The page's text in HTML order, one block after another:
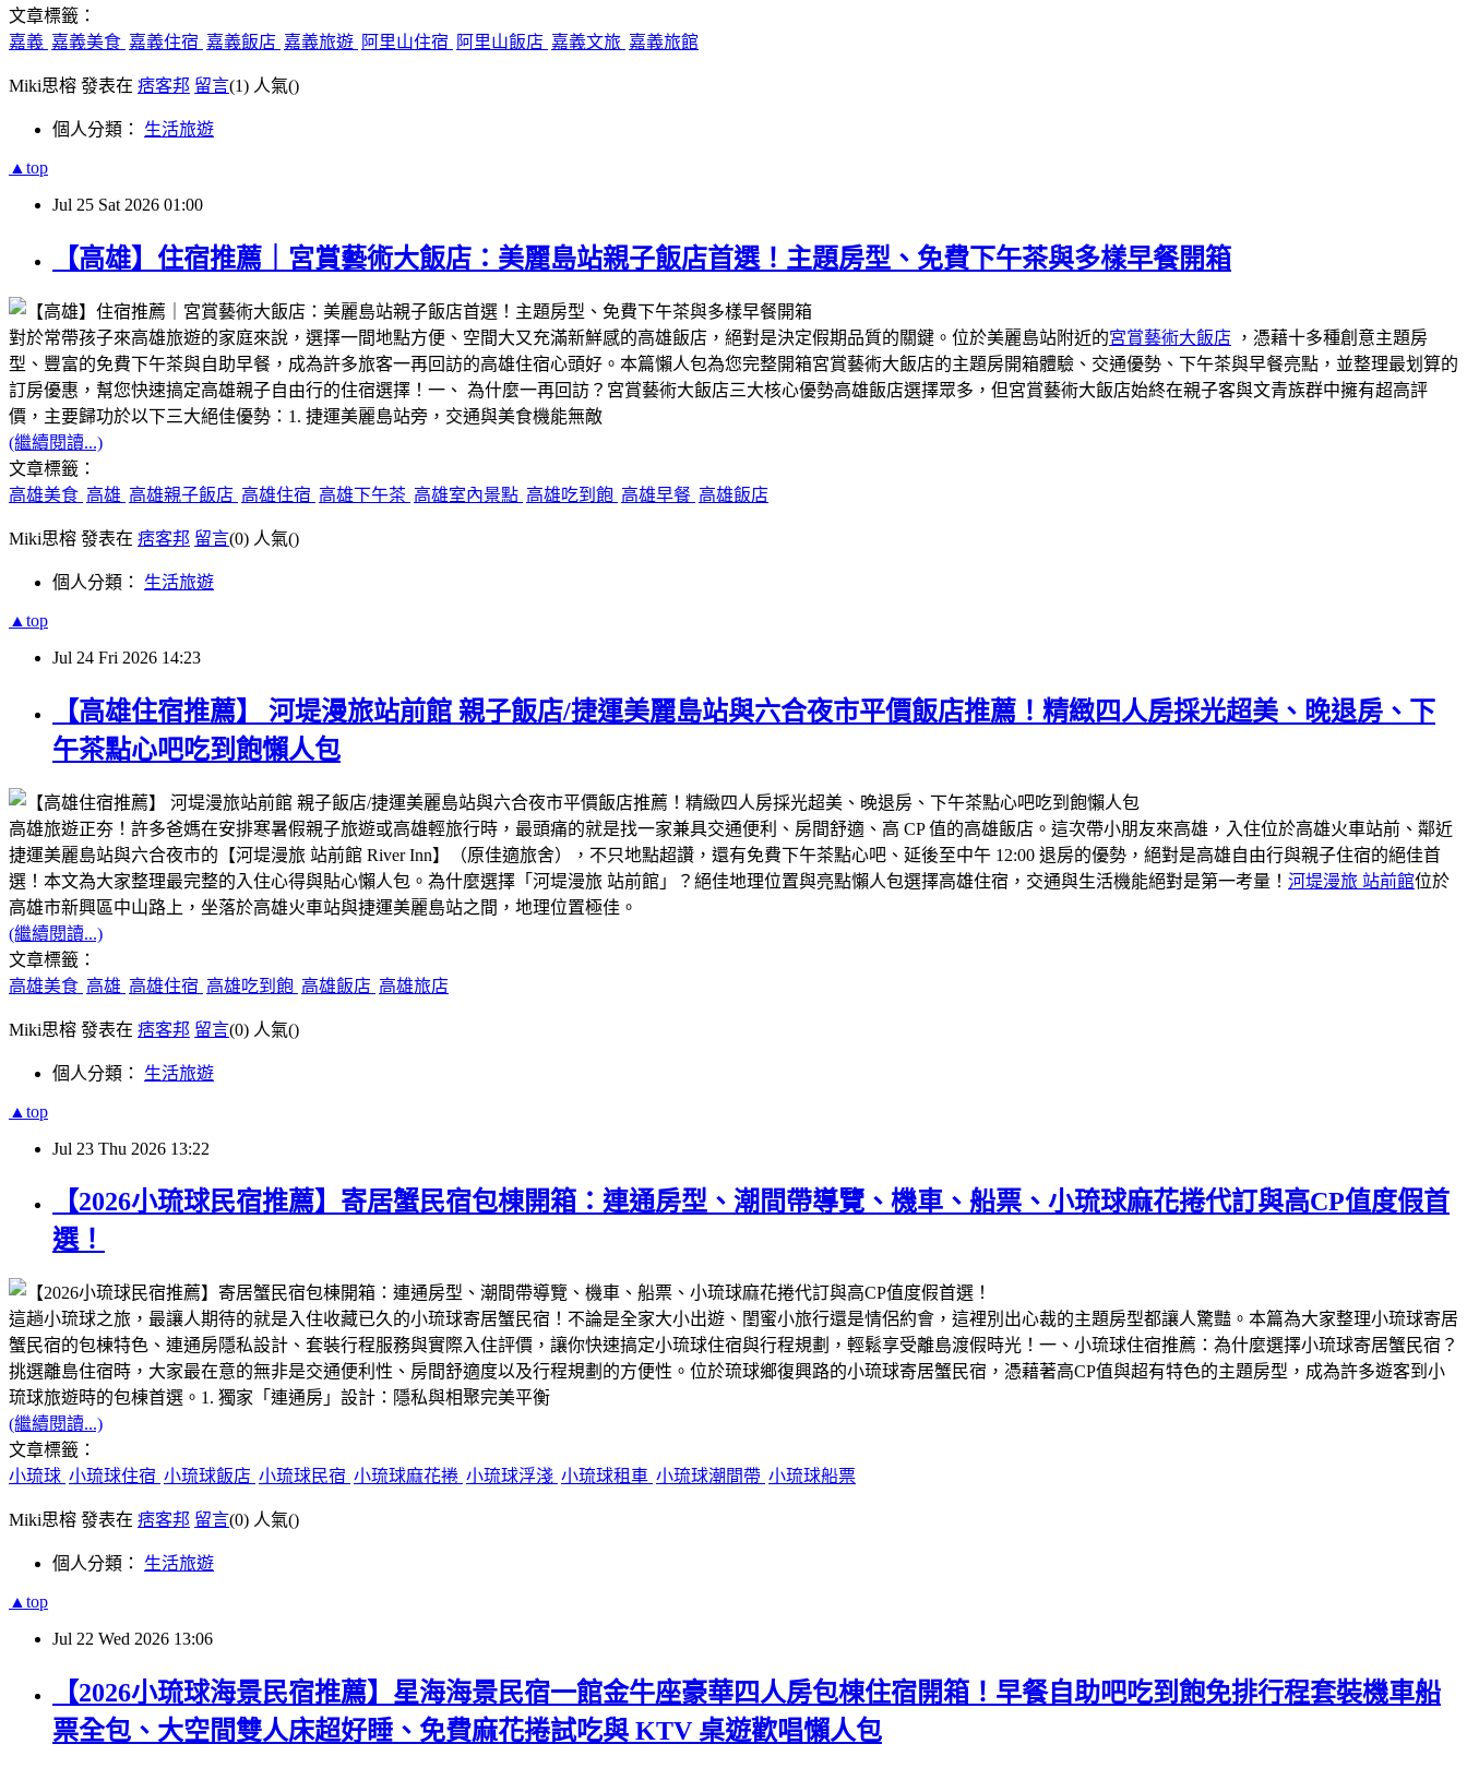
文章標籤：
嘉義 嘉義美食 嘉義住宿 嘉義飯店 嘉義旅遊 阿里山住宿 阿里山飯店 嘉義文旅 嘉義旅館
Miki思榕 發表在 痞客邦 留言(1) 人氣()
個人分類： 生活旅遊
▲top
Jul 25 Sat 2026 01:00
【高雄】住宿推薦｜宮賞藝術大飯店：美麗島站親子飯店首選！主題房型、免費下午茶與多樣早餐開箱
對於常帶孩子來高雄旅遊的家庭來說，選擇一間地點方便、空間大又充滿新鮮感的高雄飯店，絕對是決定假期品質的關鍵。位於美麗島站附近的宮賞藝術大飯店 ，憑藉十多種創意主題房
型、豐富的免費下午茶與自助早餐，成為許多旅客一再回訪的高雄住宿心頭好。本篇懶人包為您完整開箱宮賞藝術大飯店的主題房開箱體驗、交通優勢、下午茶與早餐亮點，並整理最划算的
訂房優惠，幫您快速搞定高雄親子自由行的住宿選擇！一、 為什麼一再回訪？宮賞藝術大飯店三大核心優勢高雄飯店選擇眾多，但宮賞藝術大飯店始終在親子客與文青族群中擁有超高評
價，主要歸功於以下三大絕佳優勢：1. 捷運美麗島站旁，交通與美食機能無敵
(繼續閱讀...)
文章標籤：
高雄美食 高雄 高雄親子飯店 高雄住宿 高雄下午茶 高雄室內景點 高雄吃到飽 高雄早餐 高雄飯店
Miki思榕 發表在 痞客邦 留言(0) 人氣()
個人分類： 生活旅遊
▲top
Jul 24 Fri 2026 14:23
【高雄住宿推薦】 河堤漫旅站前館 親子飯店/捷運美麗島站與六合夜市平價飯店推薦！精緻四人房採光超美、晚退房、下
午茶點心吧吃到飽懶人包
高雄旅遊正夯！許多爸媽在安排寒暑假親子旅遊或高雄輕旅行時，最頭痛的就是找一家兼具交通便利、房間舒適、高 CP 值的高雄飯店。這次帶小朋友來高雄，入住位於高雄火車站前、鄰近
捷運美麗島站與六合夜市的【河堤漫旅 站前館 River Inn】（原佳適旅舍），不只地點超讚，還有免費下午茶點心吧、延後至中午 12:00 退房的優勢，絕對是高雄自由行與親子住宿的絕佳首
選！本文為大家整理最完整的入住心得與貼心懶人包。為什麼選擇「河堤漫旅 站前館」？絕佳地理位置與亮點懶人包選擇高雄住宿，交通與生活機能絕對是第一考量！ 河堤漫旅 站前館位於
高雄市新興區中山路上，坐落於高雄火車站與捷運美麗島站之間，地理位置極佳。
(繼續閱讀...)
文章標籤：
高雄美食 高雄 高雄住宿 高雄吃到飽 高雄飯店 高雄旅店
Miki思榕 發表在 痞客邦 留言(0) 人氣()
個人分類： 生活旅遊
▲top
Jul 23 Thu 2026 13:22
【2026小琉球民宿推薦】寄居蟹民宿包棟開箱：連通房型、潮間帶導覽、機車、船票、小琉球麻花捲代訂與高CP值度假首
選！
這趟小琉球之旅，最讓人期待的就是入住收藏已久的小琉球寄居蟹民宿！不論是全家大小出遊、閨蜜小旅行還是情侶約會，這裡別出心裁的主題房型都讓人驚豔。本篇為大家整理小琉球寄居
蟹民宿的包棟特色、連通房隱私設計、套裝行程服務與實際入住評價，讓你快速搞定小琉球住宿與行程規劃，輕鬆享受離島渡假時光！一、小琉球住宿推薦：為什麼選擇小琉球寄居蟹民宿？
挑選離島住宿時，大家最在意的無非是交通便利性、房間舒適度以及行程規劃的方便性。位於琉球鄉復興路的小琉球寄居蟹民宿，憑藉著高CP值與超有特色的主題房型，成為許多遊客到小
琉球旅遊時的包棟首選。1. 獨家「連通房」設計：隱私與相聚完美平衡
(繼續閱讀...)
文章標籤：
小琉球 小琉球住宿 小琉球飯店 小琉球民宿 小琉球麻花捲 小琉球浮淺 小琉球租車 小琉球潮間帶 小琉球船票
Miki思榕 發表在 痞客邦 留言(0) 人氣()
個人分類： 生活旅遊
▲top
Jul 22 Wed 2026 13:06
【2026小琉球海景民宿推薦】星海海景民宿一館金牛座豪華四人房包棟住宿開箱！早餐自助吧吃到飽免排行程套裝機車船
票全包、大空間雙人床超好睡、免費麻花捲試吃與 KTV 桌遊歡唱懶人包